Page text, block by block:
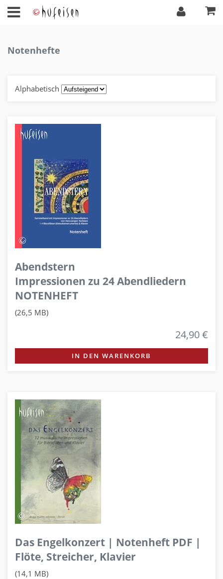
Notenhefte
Alphabetisch
Abendstern
Impressionen zu 24 Abendliedern
NOTENHEFT
(26,5 MB)
24,90 €
IN DEN WARENKORB
Das Engelkonzert | Notenheft PDF |
Flöte, Streicher, Klavier
(14,1 MB)